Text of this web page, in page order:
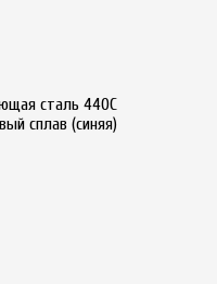
сталь 440C
сплав (синяя)